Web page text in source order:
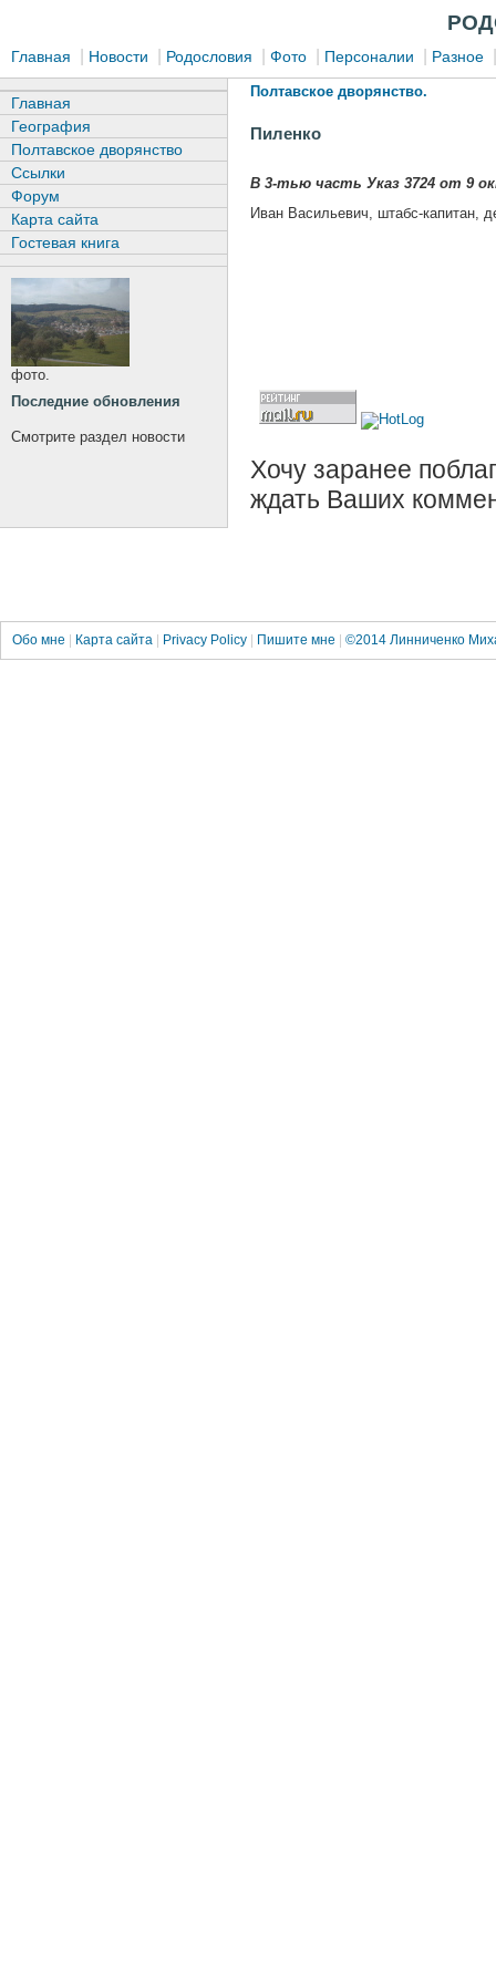
Главная Новости Родословия Фото Персоналии Разное
Полтавское дворянство.
Пиленко
В 3-тью часть Указ 3724 от 9
Иван Васильевич, штабс-капитан,
Хочу заранее
ждать Ваших
Главная
География
Полтавское дворянство
Ссылки
Форум
Карта сайта
Гостевая книга
фото.
Последние обновления
Смотрите раздел новости
Обо мне | Карта сайта | Privacy Policy | Пишите мне | ©2014 Линниченко